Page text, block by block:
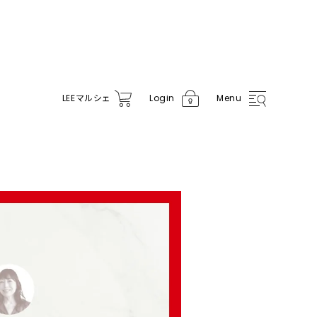
LEEマルシェ Login Menu